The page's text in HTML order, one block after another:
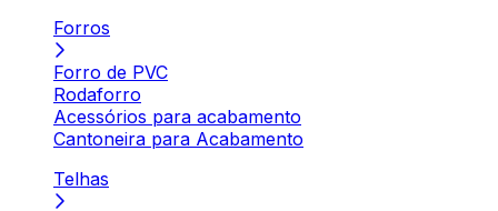
Forros
Forro de PVC
Rodaforro
Acessórios para acabamento
Cantoneira para Acabamento
Telhas